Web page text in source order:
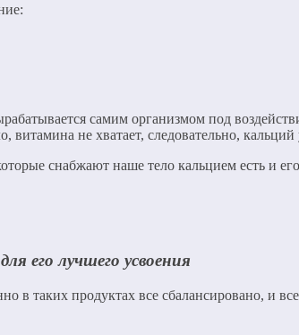
самим организмом под
не хватает, следовательно, кальций
снабжают наше тело кальцием есть и
его лучшего усвоения
таких продуктах все сбалансировано, и